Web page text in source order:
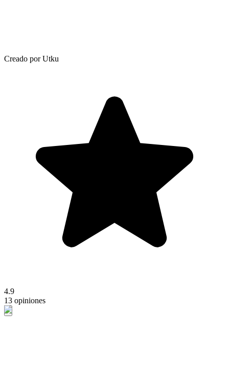
Creado por Utku
4.9
13 opiniones